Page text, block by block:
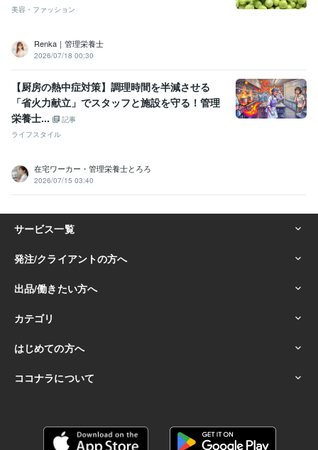
美容・ファッション
Renka｜管理栄養士
2026/07/18 00:30
【厨房の熱中症対策】調理時間を半減させる
「省火力献立」でスタッフと施設を守る！管理
栄養士...
記事
ライフスタイル
在宅ワーカー・管理栄養士とろろ
2026/07/15 03:40